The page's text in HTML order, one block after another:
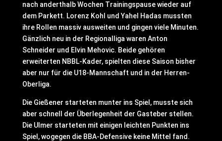
nach anderthalb Wochen Trainingspause wieder auf
dem Parkett. Lorenz Kohl und Yahel Hadas mussten
ihre Rollen massiv ausweiten und gingen viele Minuten.
Gänzlich neu in der Regionalliga waren Anton
Schneider und Elvin Mehovic. Beide gehören
erweiterten NBBL-Kader, spielten diese Saison bisher
aber nur für die U18-Mannschaft und in der Herren-
Oberliga.
Die Gießener starteten munter ins Spiel, musste sich
aber schnell der Überlegenheit der Gasteber stellen.
Die Ulmer starteten mit einigen leichten Punkten ins
Spiel, wogegen die BBA-Defensive keine Mittel fand.